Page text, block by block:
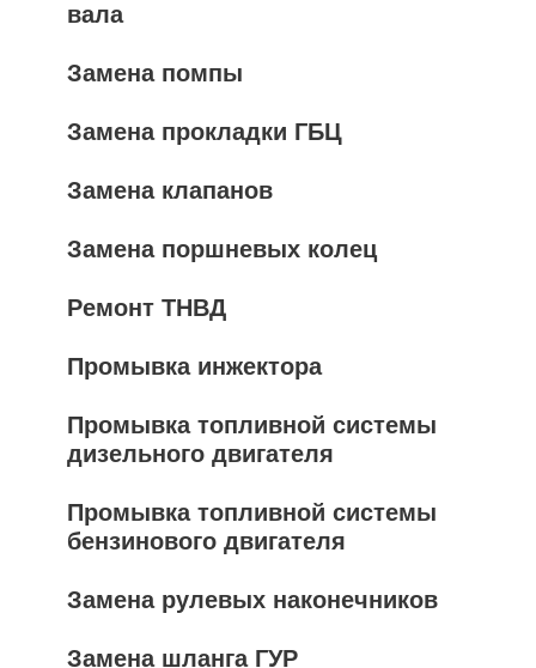
вала
Замена помпы
Замена прокладки ГБЦ
Замена клапанов
Замена поршневых колец
Ремонт ТНВД
Промывка инжектора
Промывка топливной системы
дизельного двигателя
Промывка топливной системы
бензинового двигателя
Замена рулевых наконечников
Замена шланга ГУР